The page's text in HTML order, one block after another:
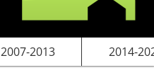
2007-2013 2014-
Működési költségeink